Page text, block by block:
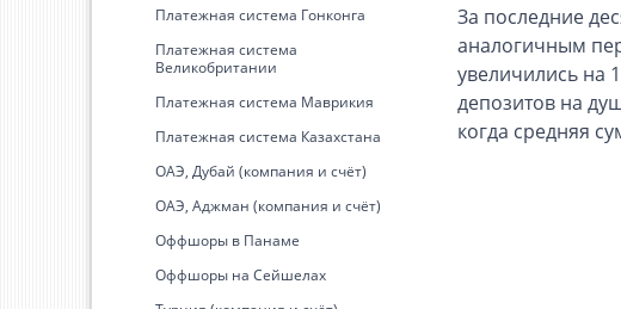
Платежная система Гонконга
Платежная система
Великобритании
Платежная система Маврикия
Платежная система Казахстана
ОАЭ, Дубай (компания и счёт)
ОАЭ, Аджман (компания и счёт)
Оффшоры в Панаме
Оффшоры на Сейшелах
За последние
аналогичным
увеличились на
депозитов на
когда средняя